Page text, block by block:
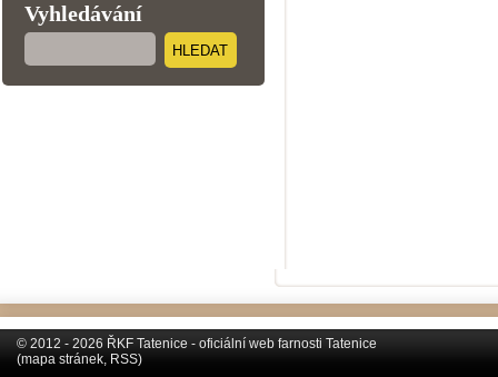
Vyhledávání
HLEDAT
© 2012 - 2026 ŘKF Tatenice - oficiální web farnosti Tatenice
(mapa stránek, RSS)